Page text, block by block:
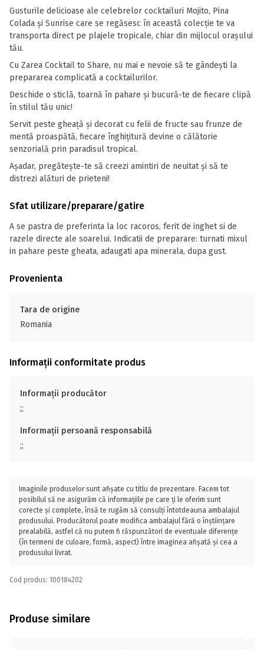
Gusturile delicioase ale celebrelor cocktailuri Mojito, Pina
Colada și Sunrise care se regăsesc în această colecție te va
transporta direct pe plajele tropicale, chiar din mijlocul orașului
tău.
Cu Zarea Cocktail to Share, nu mai e nevoie să te gândești la
prepararea complicată a cocktailurilor.
Deschide o sticlă, toarnă în pahare și bucură-te de fiecare clipă
în stilul tău unic!
Servit peste gheață și decorat cu felii de fructe sau frunze de
mentă proaspătă, fiecare înghițitură devine o călătorie
senzorială prin paradisul tropical.
Așadar, pregătește-te să creezi amintiri de neuitat și să te
distrezi alături de prieteni!
Sfat utilizare/preparare/gatire
A se pastra de preferinta la loc racoros, ferit de inghet si de
razele directe ale soarelui. Indicatii de preparare: turnati mixul
in pahare peste gheata, adaugati apa minerala, dupa gust.
Provenienta
Tara de origine
Romania
Informații conformitate produs
Informații producător
;;
Informații persoană responsabilă
;;
Imaginile produselor sunt afișate cu titlu de prezentare. Facem tot
posibilul să ne asigurăm că informațiile pe care ți le oferim sunt
corecte și complete, însă te rugăm să consulți întotdeauna ambalajul
produsului. Producătorul poate modifica ambalajul fără o înștiințare
prealabilă, astfel că nu putem fi răspunzători de eventuale diferențe
(în termeni de culoare, formă, aspect) între imaginea afișată și cea a
produsului livrat.
Cod produs: 100184202
Produse similare